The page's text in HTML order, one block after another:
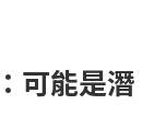
可能是潛